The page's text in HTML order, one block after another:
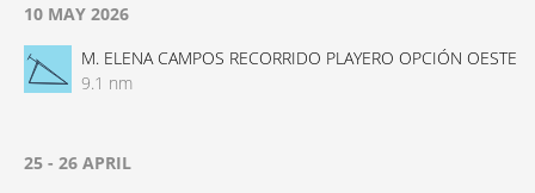
10 MAY 2026
M. ELENA CAMPOS RECORRIDO PLAYERO OPCIÓN OESTE
9.1 nm
25 - 26 APRIL